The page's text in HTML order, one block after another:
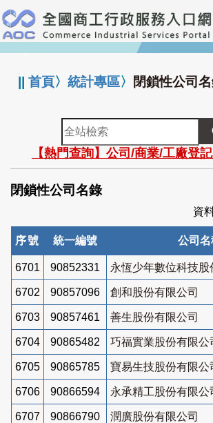
跳
到
主
要
:::
||首頁〉統計專區〉 閉鎖性公司
全
站
檢
索
【熱門查詢】公司/商業/工廠登
閉鎖性公司名錄
資
序號 統一編號 公司名
6701 90852331 永恆少年數位科技股
6702 90857096 創和股份有限公司
6703 90857461 善生股份有限公司
6704 90865482 巧福實業股份有限公
6705 90865785 寶易生技股份有限公
6706 90866594 永承精工股份有限公
6707 90866790 潤廣股份有限公司